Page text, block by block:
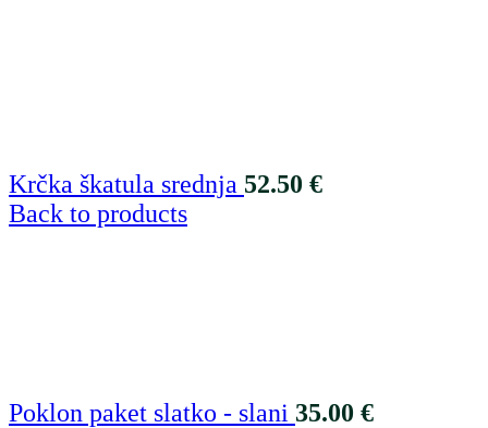
Krčka škatula srednja 52.50 €
Back to products
Poklon paket slatko - slani 35.00 €